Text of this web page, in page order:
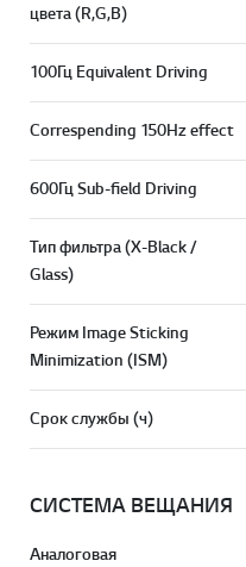
цвета (R,G,B)
100Гц Equivalent Driving
Correspending 150Hz effect
600Гц Sub-field Driving
Тип фильтра (X-Black /
Glass)
Режим Image Sticking
Minimization (ISM)
Срок службы (ч)
СИСТЕМА ВЕЩАНИЯ
Аналоговая